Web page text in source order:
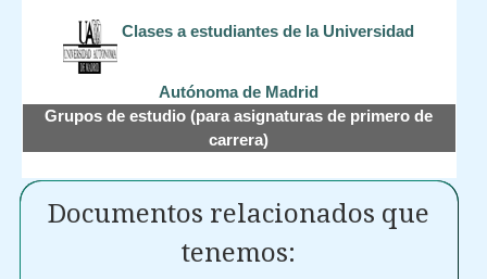
Clases a estudiantes de la Universidad
Autónoma de Madrid
Grupos de estudio (para asignaturas de primero de
carrera)
Documentos relacionados que
tenemos: